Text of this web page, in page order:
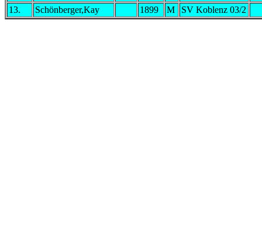
13.
Schönberger,Kay 1899 M SV Koblenz 03/2